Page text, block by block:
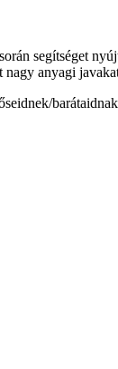
segítséget
anyagi